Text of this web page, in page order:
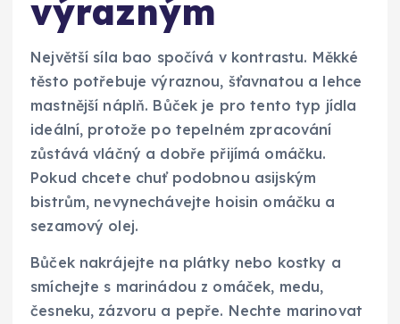
výrazným
Největší síla bao spočívá v kontrastu. Měkké
těsto potřebuje výraznou, šťavnatou a lehce
mastnější náplň. Bůček je pro tento typ jídla
ideální, protože po tepelném zpracování
zůstává vláčný a dobře přijímá omáčku.
Pokud chcete chuť podobnou asijským
bistrům, nevynechávejte hoisin omáčku a
sezamový olej.
Bůček nakrájejte na plátky nebo kostky a
smíchejte s marinádou z omáček, medu,
česneku, zázvoru a pepře. Nechte marinovat